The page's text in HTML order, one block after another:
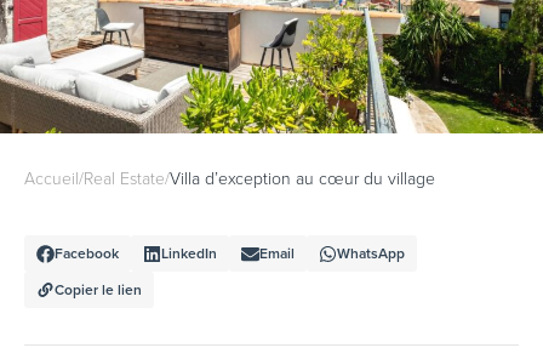
Accueil/Real Estate/Villa d’exception au cœur du village
Facebook LinkedIn Email
WhatsApp
Copier le lien